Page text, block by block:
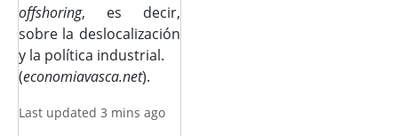
offshoring, es decir,
sobre la deslocalización
y la política industrial.
(economiavasca.net).
Last updated 3 mins ago